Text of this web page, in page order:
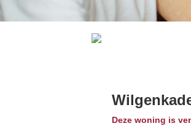
Deze woning is